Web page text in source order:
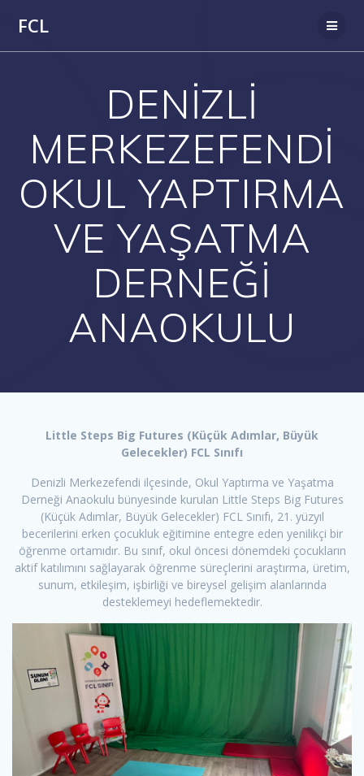
FCL
DENİZLİ
MERKEZEFENDİ
OKUL YAPTIRMA
VE YAŞATMA
DERNEĞİ
ANAOKULU
Little Steps Big Futures (Küçük Adımlar, Büyük
Gelecekler) FCL Sınıfı
Denizli Merkezefendi ilçesinde, Okul Yaptırma ve Yaşatma
Derneği Anaokulu bünyesinde kurulan Little Steps Big Futures
(Küçük Adımlar, Büyük Gelecekler) FCL Sınıfı, 21. yüzyıl
becerilerini erken çocukluk eğitimine entegre eden yenilikçi bir
öğrenme ortamıdır. Bu sınıf, okul öncesi dönemdeki çocukların
aktif katılımını sağlayarak öğrenme süreçlerini araştırma, üretim,
sunum, etkileşim, işbirliği ve bireysel gelişim alanlarında
desteklemeyi hedeflemektedir.